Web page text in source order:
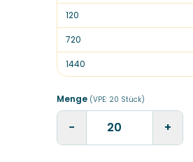
120
720
1440
Menge (VPE: 20 Stück)
− +